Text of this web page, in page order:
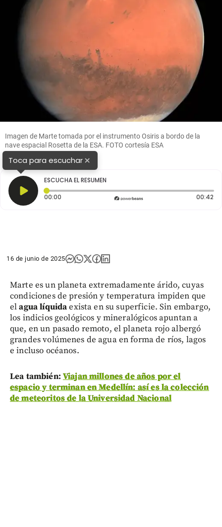
Imagen de Marte tomada por el instrumento Osiris a bordo de la
nave espacial Rosetta de la ESA. FOTO cortesía ESA
Toca para escuchar×
ESCUCHA EL RESUMEN
00:00 Tiempo transcurrido: 0 segundos 00:42
16 de junio de 2025
Marte es un planeta extremadamente árido, cuyas
condiciones de presión y temperatura impiden que
elagua líquidaexista en su superficie. Sin embargo,
los indicios geológicos y mineralógicos apuntan a
que, en un pasado remoto, el planeta rojo albergó
grandes volúmenes de agua en forma de ríos, lagos
e incluso océanos.
Lea también: Viajan millones de años por el
espacio y terminan en Medellín: así es la colección
de meteoritos de la Universidad Nacional